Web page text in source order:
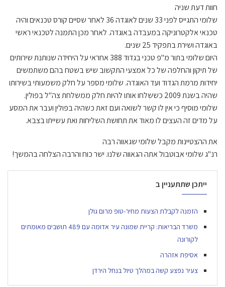
חוות דעת שניה
שלומי התגייס לפני 33 שנים לאוגדה 36 לאחר שסיים קורס טכנאים והיה
טכנאי אלקטרוניקה במעבדה באוגדה. לאחר מכן התמנה לטכנאי ראשי
באוגדה ושירת בתפקיד 25 שנים.
היום שלומי בתור מ"פ טכני בגדוד 388 אחראי על היחידה שנותנת שירותים
של תיקון והחלפה של כל אמצעי התקשוב שיש בשטח בהם משתמשים
יחידות מרמת הגדוד ועד האוגדה. שלומי מספר על חלק משמעותי בשירותו
שהיה בשנת 2009 כששלחו אותו להיות חלק ממשלחת צה"ל בפולין.
שלומי מוסיף כי אין לו קשר לשואה ועם זאת כשהיה בפולין ועבר את המסע
על מדים זה העצים לו מאוד את תחושת השליחות ואת עשייתו בצבא.
את ההצטיינות מקבל שלומי שגאווה רבה
רנ"ג שלומי אבוטבול אתה הגאווה שלנו. ישר כוח והרבה הצלחה בהמשך!
ייתכן שתתעניין ב
הזמנה לקבלת הצעות מחיר-טופ מרום גולן
משרד הבריאות: קריית שמונה עיר אדומה עם 489 תושבים מאומתים
לקורונה
אסיפת אזהרה
צעיר נפצע קשה במהלך טיול בנחל הירדן